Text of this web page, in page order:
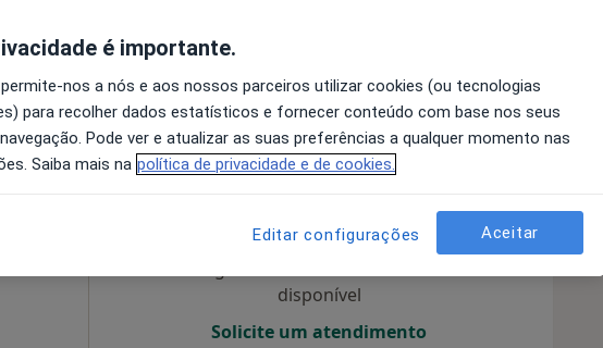
Tavares •Mapa
Solicite um atendimento
Hoje Amanhã Sáb,
disponível
Solicite um atendimento
é importante.
nos a nós e aos nossos parceiros utilizar cookies (ou tecnologias
para recolher dados estatísticos e fornecer conteúdo com base nos seus
Pode ver e atualizar as suas preferências a qualquer momento nas
Saiba mais na política de privacidade e de cookies.
Editar configurações Aceitar